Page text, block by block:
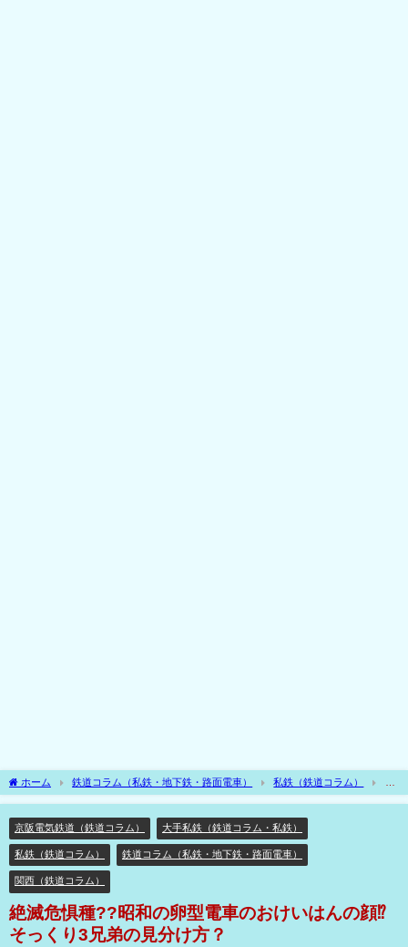
ホーム 鉄道コラム（私鉄・地下鉄・路面電車） 私鉄（鉄道コラム）
手私鉄（鉄道コラム・私鉄）
関西（鉄道コラム）
京阪電気鉄道（鉄道コラ
京阪電気鉄道（鉄道コラム）
大手私鉄（鉄道コラム・私鉄）
私鉄（鉄道コラム） 鉄道コラム（私鉄・地下鉄・路面電車）
関西（鉄道コラム）
絶滅危惧種??昭和の卵型電車のおけいはんの顔⁉
そっくり3兄弟の見分け方？